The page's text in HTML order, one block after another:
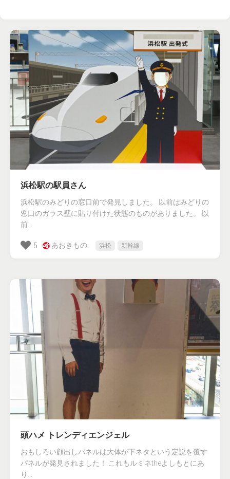
浜松駅の駅員さん
浜松駅のみどりの窓口前で発見しました。 以前はみどりの
窓口のガラス壁に貼り付けた状態のものがありました。 以
前...
5 あおきもの. 浜松 新幹線
頭ハメ トレンディエンジェル
おもしろい顔出しパネルは大体が下ネタという定説を覆す
パネルが発見されました！ これもルミネtheよしもとにあ
り...